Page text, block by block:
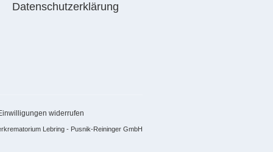
Datenschutzerklärung
widerrufen
Lebring - Pusnik-Reininger GmbH